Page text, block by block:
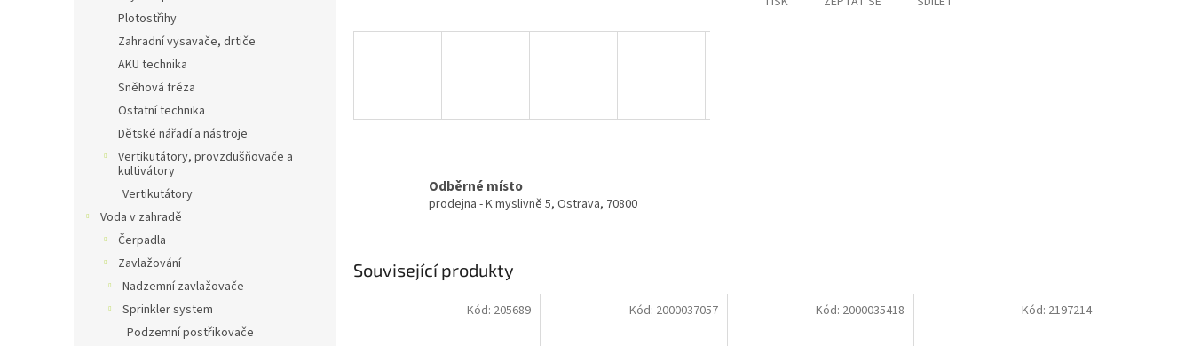
Plotostřihy
Zahradní vysavače, drtiče
AKU technika
Sněhová fréza
Ostatní technika
Dětské nářadí a nástroje
Vertikutátory, provzdušňovače a
kultivátory
Vertikutátory
Voda v zahradě
Čerpadla
Zavlažování
Nadzemní zavlažovače
Sprinkler system
Podzemní postřikovače
Odběrné místo
prodejna - K myslivně 5, Ostrava, 70800
Související produkty
Kód: 205689 Kód: 2000037057 Kód: 2000035418 Kód: 2197214